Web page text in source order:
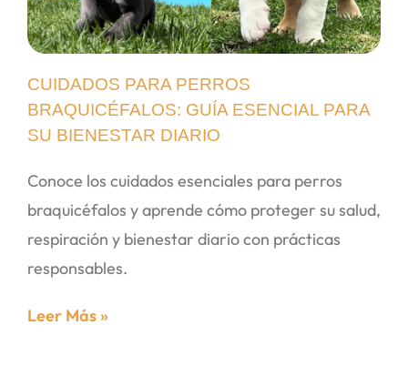
CUIDADOS PARA PERROS
BRAQUICÉFALOS: GUÍA ESENCIAL PARA
SU BIENESTAR DIARIO
Conoce los cuidados esenciales para perros
braquicéfalos y aprende cómo proteger su salud,
respiración y bienestar diario con prácticas
responsables.
Leer Más »